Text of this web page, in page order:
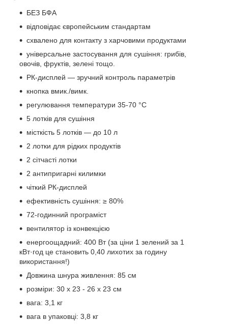
БЕЗ БФА
відповідає європейським стандартам
схвалено для контакту з харчовими продуктами
універсальне застосування для сушіння: грибів,
овочів, фруктів, зелені тощо.
РК-дисплей — зручний контроль параметрів
кнопка вмик./вимк.
регулювання температури 35-70 °C
5 лотків для сушіння
місткість 5 лотків — до 10 л
2 лотки для рідких продуктів
2 сітчасті лотки
2 антипригарні килимки
чіткий РК-дисплей
ефективність сушіння: ≥ 80%
72-годинний програміст
вентилятор із конвекцією
енергоощадний: 400 Вт (за ціни 1 зелений за 1
кВт·год це становить 0,40 лихотих за годину
використання!)
Довжина шнура живлення: 85 см
розміри: 30 x 23 - 26 x 23 см
вага: 3,1 кг
вага в упаковці: 3,8 кг